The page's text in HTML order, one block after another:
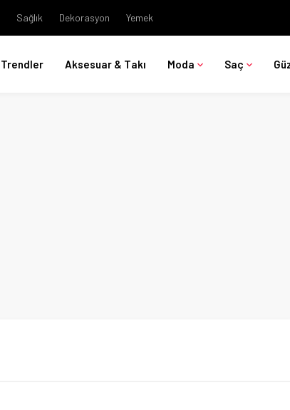
Sağlık Dekorasyon Yemek
Trendler Aksesuar & Takı Moda Saç